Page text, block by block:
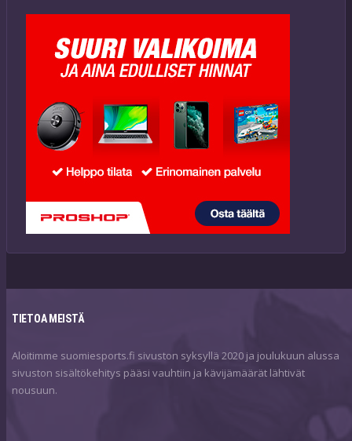
TIETOA MEISTÄ
Aloitimme suomiesports.fi sivuston syksyllä 2020 ja joulukuun alussa
sivuston sisältökehitys pääsi vauhtiin ja kävijämäärät lähtivät
nousuun.